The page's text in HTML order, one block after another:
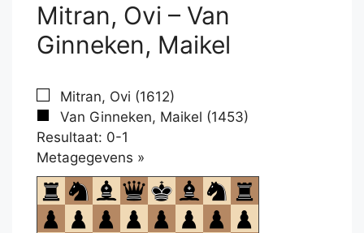
Mitran, Ovi – Van
Ginneken, Maikel
Mitran, Ovi (1612)
Van Ginneken, Maikel (1453)
Resultaat: 0-1
Metagegevens »
om
te
openen.